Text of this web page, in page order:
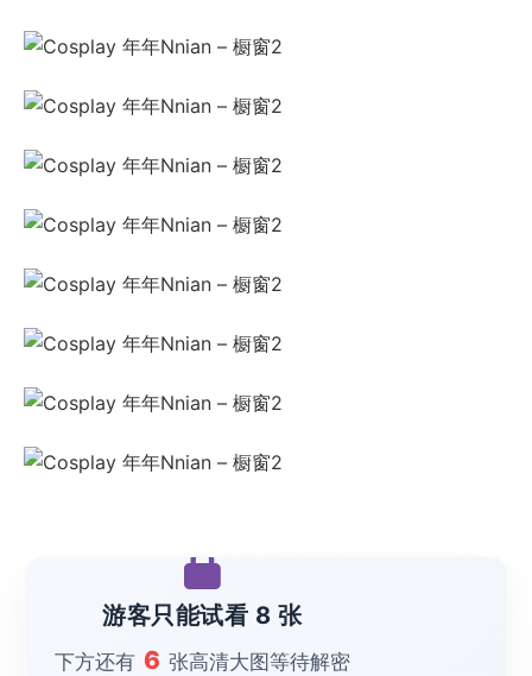
游客只能试看 8 张
下方还有 6 张高清大图等待解密